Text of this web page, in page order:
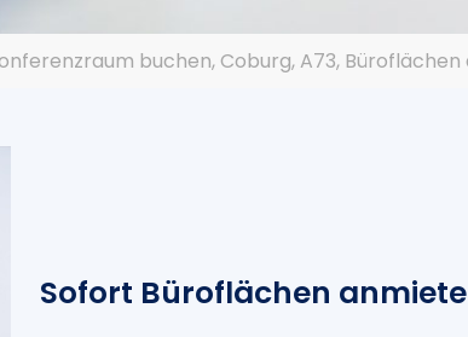
buchen, Coburg, A73,
Sofort Büroflächen